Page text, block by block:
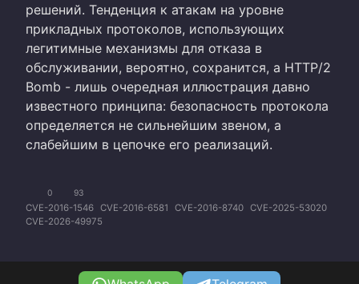
решений. Тенденция к атакам на уровне
прикладных протоколов, использующих
легитимные механизмы для отказа в
обслуживании, вероятно, сохранится, а HTTP/2
Bomb - лишь очередная иллюстрация давно
известного принципа: безопасность протокола
определяется не сильнейшим звеном, а
слабейшим в цепочке его реализаций.
0 93
CVE-2016-1546 CVE-2016-6581 CVE-2016-8740 CVE-2025-53020
CVE-2026-49975